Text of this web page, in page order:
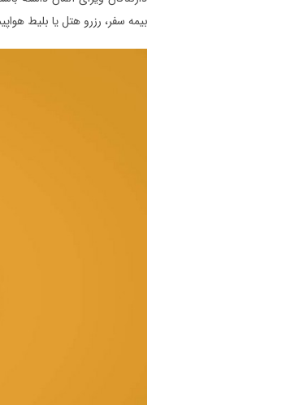
بیمه سفر، رزرو هتل یا بلیط